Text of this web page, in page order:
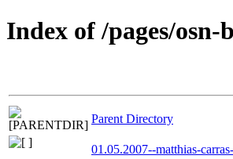
Index of /pages/
Parent Directory
01.05.2007--matthias-